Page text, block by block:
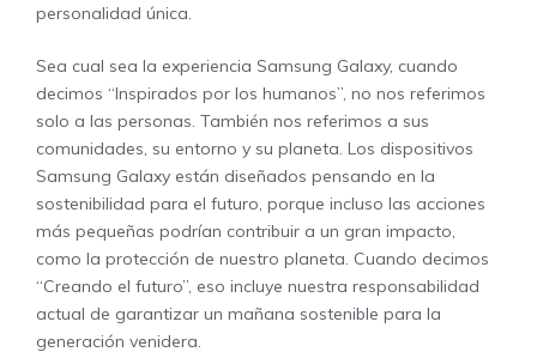
personalidad única.
Sea cual sea la experiencia Samsung Galaxy, cuando
decimos “Inspirados por los humanos”, no nos referimos
solo a las personas. También nos referimos a sus
comunidades, su entorno y su planeta. Los dispositivos
Samsung Galaxy están diseñados pensando en la
sostenibilidad para el futuro, porque incluso las acciones
más pequeñas podrían contribuir a un gran impacto,
como la protección de nuestro planeta. Cuando decimos
“Creando el futuro”, eso incluye nuestra responsabilidad
actual de garantizar un mañana sostenible para la
generación venidera.